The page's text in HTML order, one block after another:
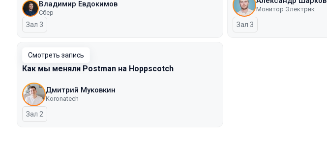
Владимир Евдокимов
Сбер
Зал 3
Монитор Электрик
Зал 3
Смотреть запись
Как мы меняли Postman на Hoppscotch
Дмитрий Муковкин
Koronatech
Зал 2